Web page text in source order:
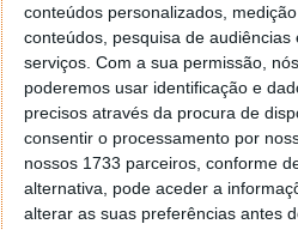
conteúdos personalizados,
conteúdos, pesquisa de audiências
serviços. Com a sua permissão,
poderemos usar identificação e
precisos através da procura de
consentir o processamento por
nossos 1733 parceiros, conforme
alternativa, pode aceder a
alterar as suas preferências antes
Quanto aos Buds3, estes são
da Samsung com hastes, um
há muitos anos com os
outras empresas adotaram
maior choque para as
quanto eles se afastam de
anteriores dosGalaxy Buds.